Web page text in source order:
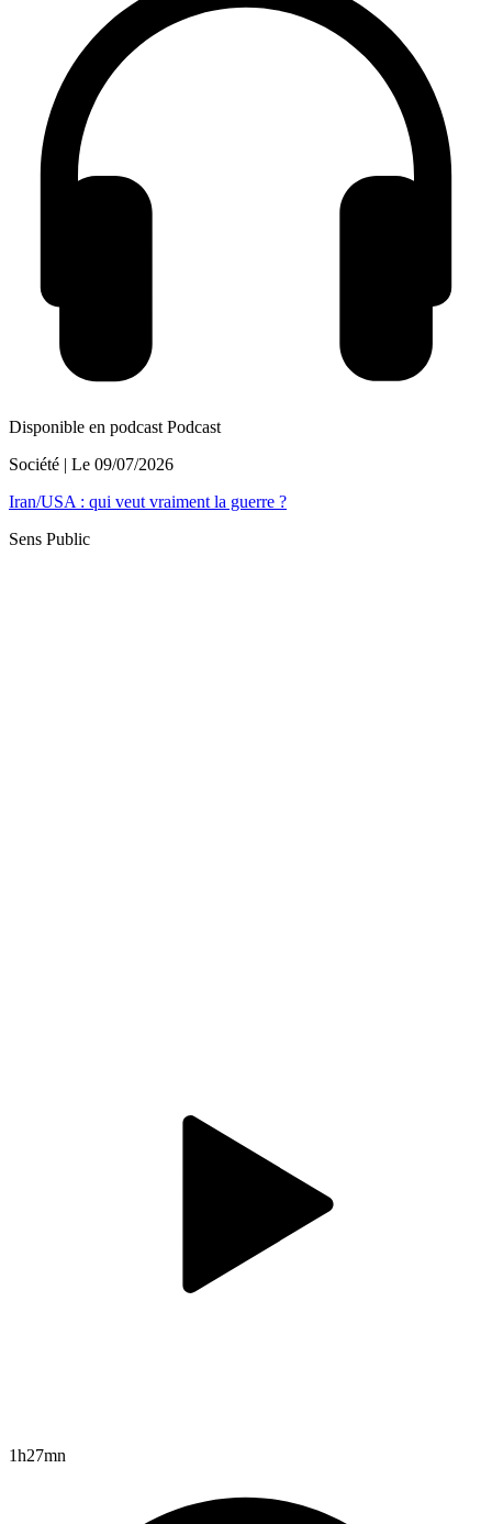
Disponible en podcast Podcast
Société | Le 09/07/2026
Iran/USA : qui veut vraiment la guerre ?
Sens Public
1h27mn